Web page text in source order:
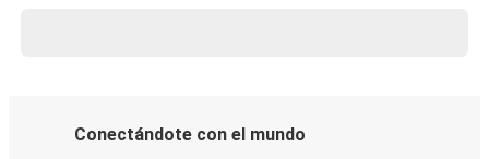
Conectándote con el mundo